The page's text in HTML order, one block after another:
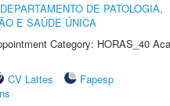
DEPARTAMENTO DE PATOLOGIA,
E SAÚDE ÚNICA
Category: HORAS_40
CV Lattes
Fapesp